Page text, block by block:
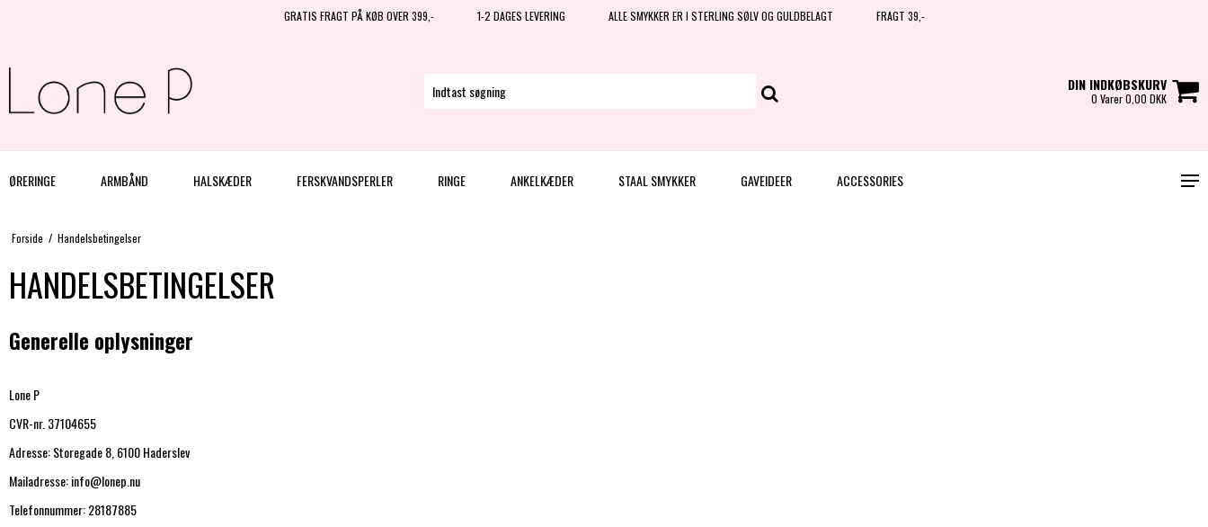
GRATIS FRAGT PÅ KØB OVER 399,- 1-2 DAGES LEVERING ALLE SMYKKER ER I STERLING SØLV OG GULDBELAGT FRAGT 39,-
DIN INDKØBSKURV
0 Varer 0,00 DKK
ØRERINGE ARMBÅND HALSKÆDER FERSKVANDSPERLER RINGE ANKELKÆDER STAAL SMYKKER GAVEIDEER ACCESSORIES
Forside / Handelsbetingelser
HANDELSBETINGELSER
Generelle oplysninger
Lone P
CVR-nr. 37104655
Adresse: Storegade 8, 6100 Haderslev
Mailadresse: info@lonep.nu
Telefonnummer: 28187885